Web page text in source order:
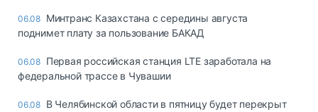
06.08 Минтранс Казахстана с середины августа
поднимет плату за пользование БАКАД
06.08 Первая российская станция LTE заработала на
федеральной трассе в Чувашии
06.08 В Челябинской области в пятницу будет перекрыт